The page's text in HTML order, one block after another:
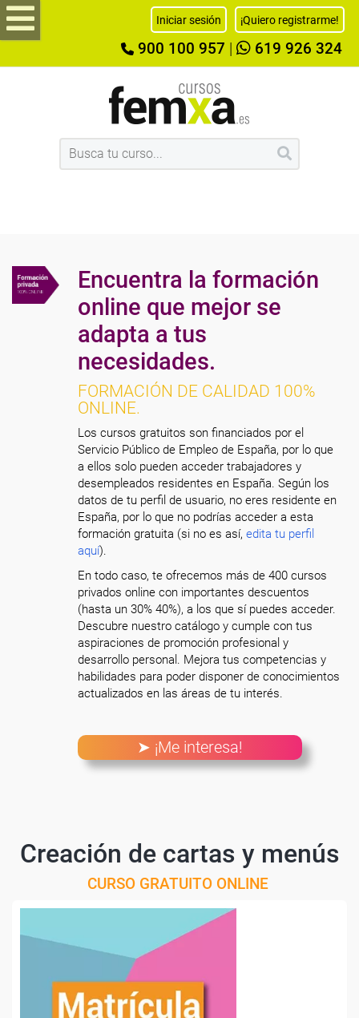
Iniciar sesión ¡Quiero registrarme!
900 100 957 619 926 324
Encuentra la formación
online que mejor se
adapta a tus
necesidades.
FORMACIÓN DE CALIDAD 100%
ONLINE.
Los cursos gratuitos son financiados por el
Servicio Público de Empleo de España, por lo que
a ellos solo pueden acceder trabajadores y
desempleados residentes en España. Según los
datos de tu perfil de usuario, no eres residente en
España, por lo que no podrías acceder a esta
formación gratuita (si no es así,edita tu perfil
aquí).
En todo caso, te ofrecemos más de 400 cursos
privados online con importantes descuentos
(hasta un 30% 40%), a los que sí puedes acceder.
Descubre nuestro catálogo y cumple con tus
aspiraciones de promoción profesional y
desarrollo personal. Mejora tus competencias y
habilidades para poder disponer de conocimientos
actualizados en las áreas de tu interés.
➤ ¡Me interesa!
Creación de cartas y menús
CURSO GRATUITO ONLINE